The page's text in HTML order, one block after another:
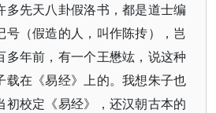
多先天八卦假洛书，都是道士编
号（假造的人，叫作陈抟），岂
多年前，有一个王懋竑，说这种
载在《易经》上的。我想朱子也
初校定《易经》，还汉朝古本的